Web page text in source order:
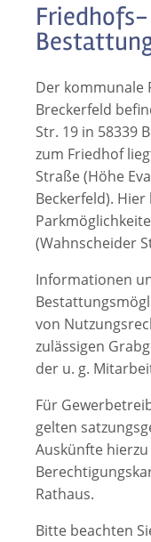
Der kommunale
Breckerfeld
Str. 19 in 58339
zum Friedhof
Straße (Höhe
Beckerfeld).
(Wahnscheider
Informationen
von
zulässigen
der u. g.
Für
gelten
Auskünfte
Rathaus.
Bitte beachten